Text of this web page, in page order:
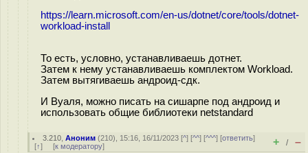
https://learn.microsoft.com/en-us/dotnet/core/tools/dotnet-
workload-install
То есть, условно, устанавливаешь дотнет.
Затем к нему устанавливаешь комплектом Workload.
Затем вытягиваешь андроид-сдк.
И Вуаля, можно писать на сишарпе под андроид и
использовать общие библиотеки netstandard
3.210 ,Аноним (210), 15:16, 16/11/2023 [^] [^^] [^^^] [ответить]
[↑] [к модератору] + / –